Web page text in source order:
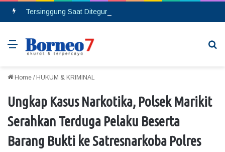
Menu
Home / HUKUM & KRIMINAL
Ungkap Kasus Narkotika, Polsek Marikit
Serahkan Terduga Pelaku Beserta
Barang Bukti ke Satresnarkoba Polres